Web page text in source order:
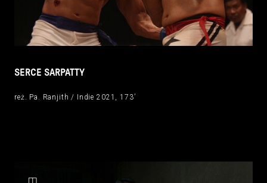
SERCE SARPATTY
reż. Pa. Ranjith / Indie 2021, 173’